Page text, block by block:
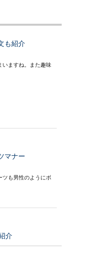
も紹介
いますね。また趣味
マナー
ツも男性のようにボ
介